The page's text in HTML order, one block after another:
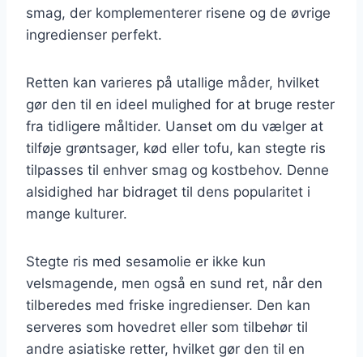
smag, der komplementerer risene og de øvrige
ingredienser perfekt.
Retten kan varieres på utallige måder, hvilket
gør den til en ideel mulighed for at bruge rester
fra tidligere måltider. Uanset om du vælger at
tilføje grøntsager, kød eller tofu, kan stegte ris
tilpasses til enhver smag og kostbehov. Denne
alsidighed har bidraget til dens popularitet i
mange kulturer.
Stegte ris med sesamolie er ikke kun
velsmagende, men også en sund ret, når den
tilberedes med friske ingredienser. Den kan
serveres som hovedret eller som tilbehør til
andre asiatiske retter, hvilket gør den til en